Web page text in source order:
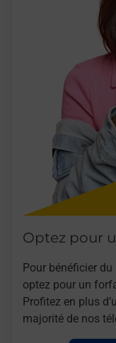
Optez pour
Pour bénéficier
optez pour un
Profitez en plus
majorité de nos